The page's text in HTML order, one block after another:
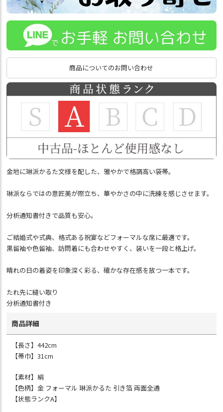
商品についてのお問い合わせ
金地に琳派かるた文様を配した、雅やかで格調高い袋帯。
琳派ならではの意匠美が際立ち、華やかさの中に洗練を感じさせます。
分析通知書付きで品質も安心。
ご結婚式や式典、格式ある祝宴などフォーマルな席に最適です。
黒留袖や色留袖、訪問着にも合わせやすく、装いを一段と格上げ。
晴れの日の着姿を印象深く彩る、確かな存在感を放つ一本です。
たれ先に縫い取り
分析通知書付き
商品詳細
【長さ】442cm
【帯巾】31cm
【素材】絹
【色柄】金 フォーマル 琳派かるた 引き箔 両面全通
【状態ランクA】